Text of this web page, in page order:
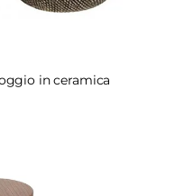
in ceramica